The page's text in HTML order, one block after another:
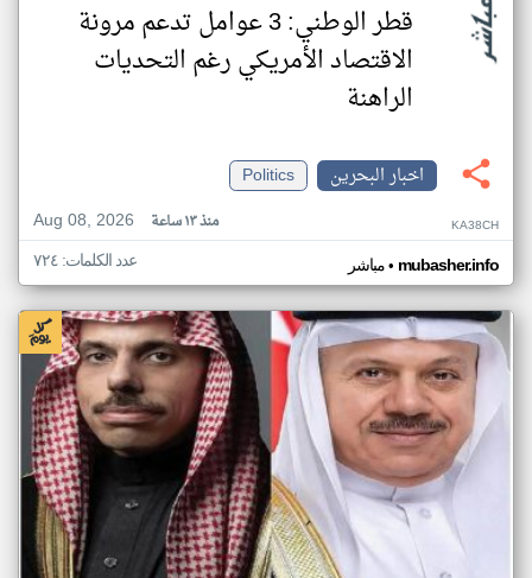
قطر الوطني: 3 عوامل تدعم مرونة
الاقتصاد الأمريكي رغم التحديات
الراهنة
اخبار البحرين
Politics
Aug 08, 2026
منذ ١٣ ساعة KA38CH
مباشر• mubasher.info عدد الكلمات: ٧٢٤